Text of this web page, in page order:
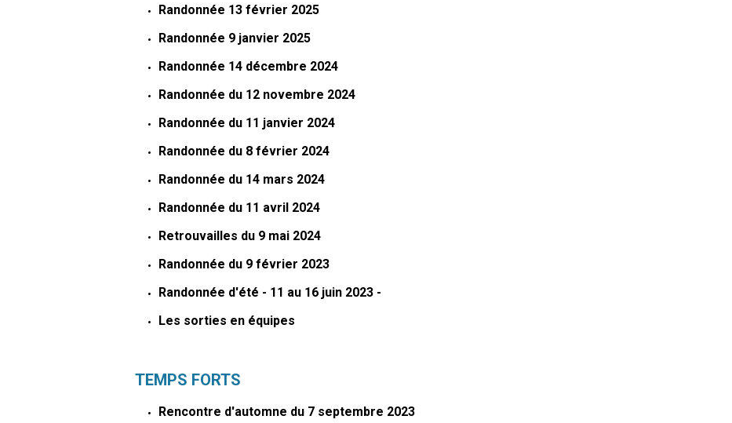
Randonnée 13 février 2025
Randonnée 9 janvier 2025
Randonnée 14 décembre 2024
Randonnée du 12 novembre 2024
Randonnée du 11 janvier 2024
Randonnée du 8 février 2024
Randonnée du 14 mars 2024
Randonnée du 11 avril 2024
Retrouvailles du 9 mai 2024
Randonnée du 9 février 2023
Randonnée d'été - 11 au 16 juin 2023 -
Les sorties en équipes
TEMPS FORTS
Rencontre d'automne du 7 septembre 2023